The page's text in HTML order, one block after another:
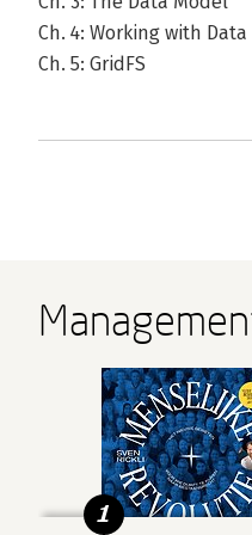
Ch. 4: Working with Data
Ch. 5: GridFS
1